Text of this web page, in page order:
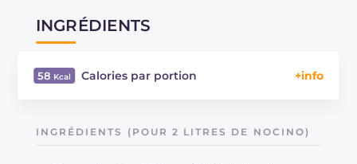
INGRÉDIENTS
58 Calories par portion
INGRÉDIENTS (POUR 2 LITRES DE NOCINO)